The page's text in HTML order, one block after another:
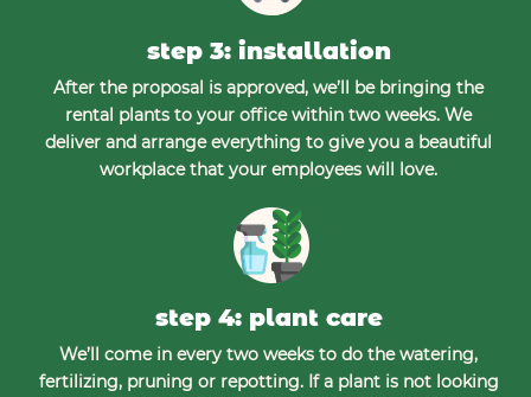
step 3: installation
After the proposal is approved, we’ll be bringing the
rental plants to your office within two weeks. We
deliver and arrange everything to give you a beautiful
workplace that your employees will love.
step 4: plant care
We’ll come in every two weeks to do the watering,
fertilizing, pruning or repotting. If a plant is not looking